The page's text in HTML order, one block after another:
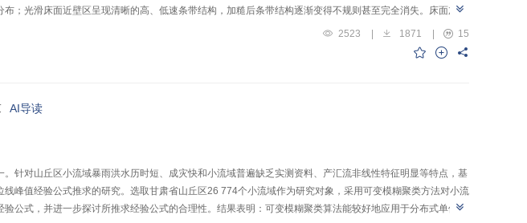
；光滑床面近壁区呈现清晰的高、低速条带结构，加糙后条带结构逐渐变得不规则甚至完全消失。床面加糙
糙后第2象限紊流事件概率在全水深范围内总体增大，第4象限紊流事件概率仅在内区明显增大，床面加糙
件的主导地位相对增强，第2、4象限紊流事件概率差异减小，紊流各向异性减弱。无论对于光滑床面还是加
尤以第2象限最大，该象限紊动能可占总紊动能的39.3%；床面加糙后，第2、4象限的雷诺应力及紊动能绝
2523 | 1871 |
15
AI导读
针对山丘区小流域暴雨洪水历时短、成灾快和小流域普遍缺乏实测资料、产汇流非线性特征明显等特点，基
峰值经验公式推求的研究。选取甘肃省山丘区26 774个小流域作为研究对象，采用可变模糊聚类方法对小流
公式，并进一步探讨所推求经验公式的合理性。结果表明：可变模糊聚类算法能较好地应用于分布式单位线